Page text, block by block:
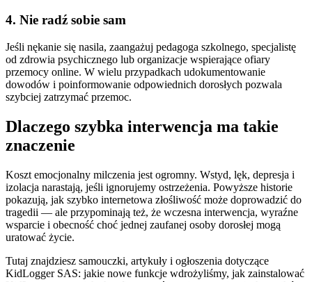
4. Nie radź sobie sam
Jeśli nękanie się nasila, zaangażuj pedagoga szkolnego, specjalistę
od zdrowia psychicznego lub organizacje wspierające ofiary
przemocy online. W wielu przypadkach udokumentowanie
dowodów i poinformowanie odpowiednich dorosłych pozwala
szybciej zatrzymać przemoc.
Dlaczego szybka interwencja ma takie
znaczenie
Koszt emocjonalny milczenia jest ogromny. Wstyd, lęk, depresja i
izolacja narastają, jeśli ignorujemy ostrzeżenia. Powyższe historie
pokazują, jak szybko internetowa złośliwość może doprowadzić do
tragedii — ale przypominają też, że wczesna interwencja, wyraźne
wsparcie i obecność choć jednej zaufanej osoby dorosłej mogą
uratować życie.
Tutaj znajdziesz samouczki, artykuły i ogłoszenia dotyczące
KidLogger SAS: jakie nowe funkcje wdrożyliśmy, jak zainstalować